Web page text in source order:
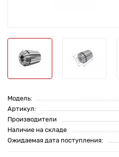
Модель:
Артикул:
Производители
Наличие на складе
Ожидаемая дата поступления: